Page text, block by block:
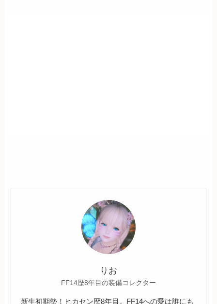
りお
FF14歴8年目の装備コレクター
新生初期勢！ヒカセン歴8年目。FF14への愛は誰にも